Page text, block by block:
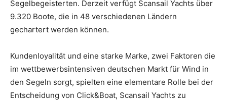
Segelbegeisterten. Derzeit verfügt Scansail Yachts über
9.320 Boote, die in 48 verschiedenen Ländern
gechartert werden können.
Kundenloyalität und eine starke Marke, zwei Faktoren die
im wettbewerbsintensiven deutschen Markt für Wind in
den Segeln sorgt, spielten eine elementare Rolle bei der
Entscheidung von Click&Boat, Scansail Yachts zu